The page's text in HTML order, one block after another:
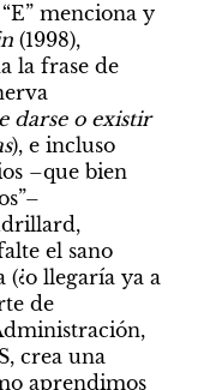
menciona y
(1998),
la frase de
darse o existir
), e incluso
–que bien
el sano
(¿o llegaría ya a
de
crea una
aprendimos